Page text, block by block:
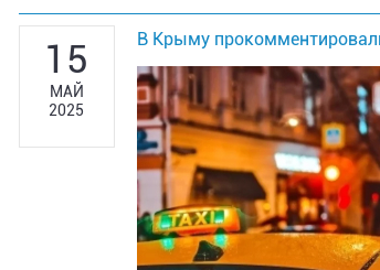
15
МАЙ
2025
В Крыму